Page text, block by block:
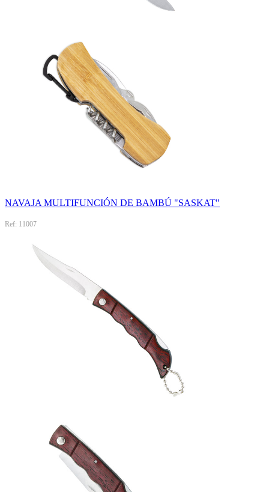
NAVAJA MULTIFUNCIÓN DE BAMBÚ "SASKAT"
Ref: 11007